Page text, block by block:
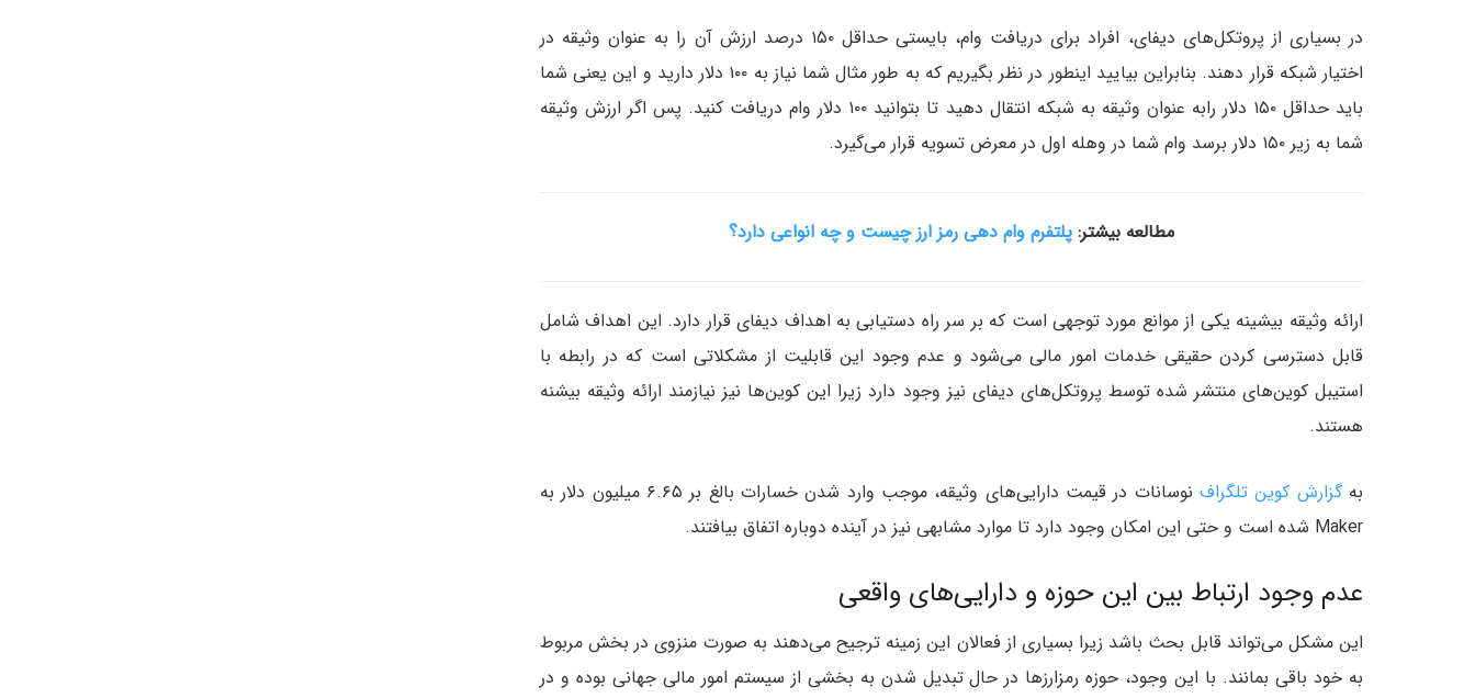
در بسیاری از پروتکل‌های دیفای، افراد برای دریافت وام، بایستی حداقل ۱۵۰ درصد ارزش آن را به عنوان وثیقه در
اختیار شبکه قرار دهند. بنابراین بیایید اینطور در نظر بگیریم که به طور مثال شما نیاز به ۱۰۰ دلار دارید و این یعنی شما
باید حداقل ۱۵۰ دلار رابه عنوان وثیقه به شبکه انتقال دهید تا بتوانید ۱۰۰ دلار وام دریافت کنید. پس اگر ارزش وثیقه
شما به زیر ۱۵۰ دلار برسد وام شما در وهله اول در معرض تسویه قرار می‌گیرد.
مطالعه بیشتر: پلتفرم وام دهی رمز ارز چیست و چه انواعی دارد؟
ارائه وثیقه بیشینه یکی از موانع مورد توجهی است که بر سر راه دستیابی به اهداف دیفای قرار دارد. این اهداف شامل
قابل دسترسی کردن حقیقی خدمات امور مالی می‌شود و عدم وجود این قابلیت از مشکلاتی است که در رابطه با
استیبل کوین‌های منتشر شده توسط پروتکل‌های دیفای نیز وجود دارد زیرا این کوین‌ها نیز نیازمند ارائه وثیقه بیشنه
هستند.
به گزارش کوین تلگراف
نوسانات در قیمت دارایی‌های وثیقه، موجب وارد شدن خسارات بالغ بر ۶.۶۵ میلیون دلار به
Maker‌ شده است و حتی این امکان وجود دارد تا موارد مشابهی نیز در آینده دوباره اتفاق بیافتند.
عدم وجود ارتباط بین این حوزه و دارایی‌های واقعی
این مشکل می‌تواند قابل بحث باشد زیرا بسیاری از فعالان این زمینه ترجیح می‌دهند به صورت منزوی در بخش مربوط
به خود باقی بمانند. با این وجود، حوزه رمزارزها در حال تبدیل شدن به بخشی از سیستم امور مالی جهانی بوده و در